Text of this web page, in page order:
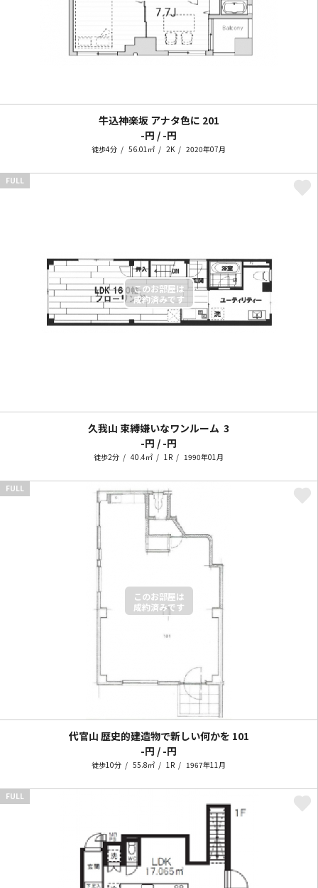
牛込神楽坂 アナタ色に 201
-円 / -円
徒歩4分 56.01㎡ 2K 2020年07月
FULL
久我山 束縛嫌いなワンルーム 3
-円 / -円
徒歩2分 40.4㎡ 1R 1990年01月
FULL
代官山 歴史的建造物で新しい何かを 101
-円 / -円
徒歩10分 55.8㎡ 1R 1967年11月
FULL